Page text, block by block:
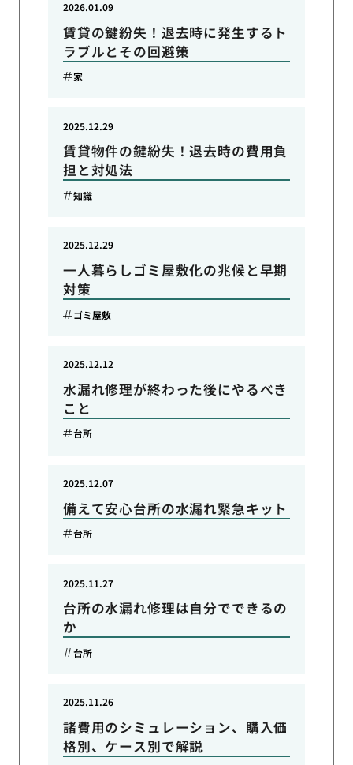
賃貸の鍵紛失！退去時に発生するト
ラブルとその回避策
2026.01.09
家
賃貸物件の鍵紛失！退去時の費用負
担と対処法
2025.12.29
知識
一人暮らしゴミ屋敷化の兆候と早期
対策
2025.12.29
ゴミ屋敷
水漏れ修理が終わった後にやるべき
こと
2025.12.12
台所
備えて安心台所の水漏れ緊急キット
2025.12.07
台所
台所の水漏れ修理は自分でできるの
か
2025.11.27
台所
諸費用のシミュレーション、購入価
格別、ケース別で解説
2025.11.26